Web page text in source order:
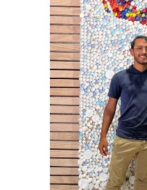
MURALES